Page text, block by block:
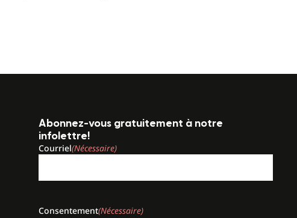
Abonnez-vous gratuitement à notre
infolettre!
Courriel(Nécessaire)
Consentement(Nécessaire)